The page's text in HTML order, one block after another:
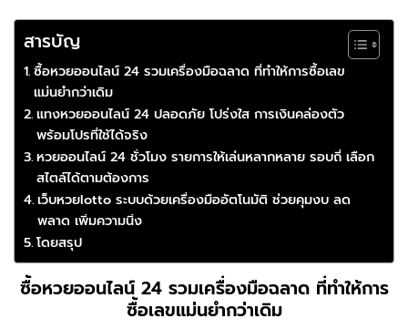
สารบัญ
ซื้อหวยออนไลน์ 24 รวมเครื่องมือฉลาด ที่ทำให้การซื้อเลข
แม่นยำกว่าเดิม
แทงหวยออนไลน์ 24 ปลอดภัย โปร่งใส การเงินคล่องตัว
พร้อมโปรที่ใช้ได้จริง
หวยออนไลน์ 24 ชั่วโมง รายการให้เล่นหลากหลาย รอบถี่ เลือก
สไตล์ได้ตามต้องการ
เว็บหวยlotto ระบบด้วยเครื่องมืออัตโนมัติ ช่วยคุมงบ ลด
พลาด เพิ่มความนิ่ง
โดยสรุป
ซื้อหวยออนไลน์ 24 รวมเครื่องมือฉลาด ที่ทำให้การ
ซื้อเลขแม่นยำกว่าเดิม